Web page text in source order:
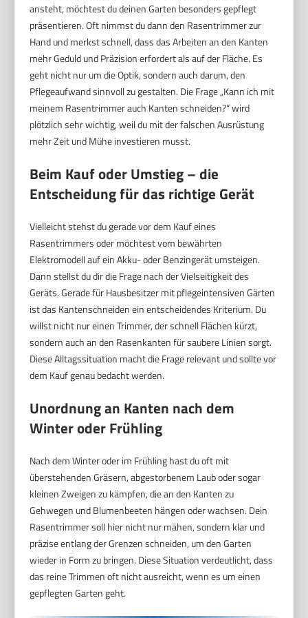
ansteht, möchtest du deinen Garten besonders gepflegt
präsentieren. Oft nimmst du dann den Rasentrimmer zur
Hand und merkst schnell, dass das Arbeiten an den Kanten
mehr Geduld und Präzision erfordert als auf der Fläche. Es
geht nicht nur um die Optik, sondern auch darum, den
Pflegeaufwand sinnvoll zu gestalten. Die Frage „Kann ich mit
meinem Rasentrimmer auch Kanten schneiden?“ wird
plötzlich sehr wichtig, weil du mit der falschen Ausrüstung
mehr Zeit und Mühe investieren musst.
Beim Kauf oder Umstieg – die
Entscheidung für das richtige Gerät
Vielleicht stehst du gerade vor dem Kauf eines
Rasentrimmers oder möchtest vom bewährten
Elektromodell auf ein Akku- oder Benzingerät umsteigen.
Dann stellst du dir die Frage nach der Vielseitigkeit des
Geräts. Gerade für Hausbesitzer mit pflegeintensiven Gärten
ist das Kantenschneiden ein entscheidendes Kriterium. Du
willst nicht nur einen Trimmer, der schnell Flächen kürzt,
sondern auch an den Rasenkanten für saubere Linien sorgt.
Diese Alltagssituation macht die Frage relevant und sollte vor
dem Kauf genau bedacht werden.
Unordnung an Kanten nach dem
Winter oder Frühling
Nach dem Winter oder im Frühling hast du oft mit
überstehenden Gräsern, abgestorbenem Laub oder sogar
kleinen Zweigen zu kämpfen, die an den Kanten zu
Gehwegen und Blumenbeeten hängen oder wachsen. Dein
Rasentrimmer soll hier nicht nur mähen, sondern klar und
präzise entlang der Grenzen schneiden, um den Garten
wieder in Form zu bringen. Diese Situation verdeutlicht, dass
das reine Trimmen oft nicht ausreicht, wenn es um einen
gepflegten Garten geht.